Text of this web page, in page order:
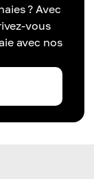
? Avec
vous
avec nos